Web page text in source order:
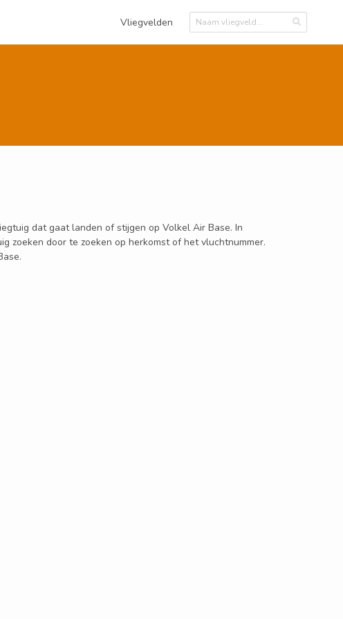
Vliegvelden
dat gaat landen of stijgen op Volkel Air Base. In
zoeken door te zoeken op herkomst of het vluchtnummer.